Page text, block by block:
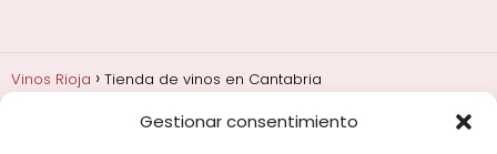
Gestionar consentimiento
Vinos Rioja Tienda de vinos en Cantabria
Añadas, crianza y guarda
Bodegas y marcas de